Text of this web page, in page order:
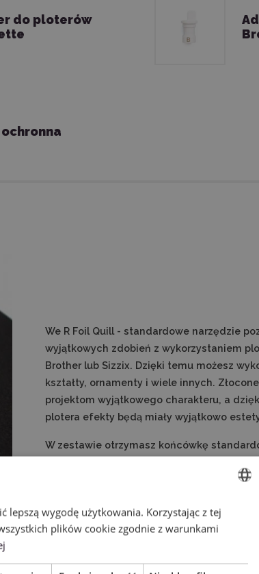
do ploterów
ochronna
We R Foil Quill - standardowe narzędzie
wyjątkowych zdobień z wykorzystaniem
Brother lub Sizzix. Dzięki temu możesz
kształty, ornamenty i wiele innych.
projektom wyjątkowego charakteru, a
plotera efekty będą miały wyjątkowo
W zestawie otrzymasz końcówkę
lepszą wygodę użytkowania. Korzystając z tej
plików cookie zgodnie z warunkami